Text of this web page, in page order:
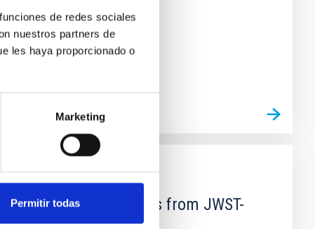
de redes sociales
nuestros partners de
les haya proporcionado o
Marketing
Permitir todas
abundance gradients from JWST-